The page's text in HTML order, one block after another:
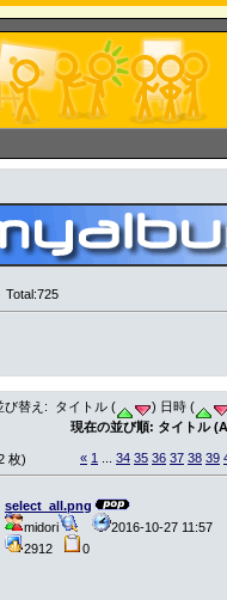
Total:725
び替え: タイトル ( ) 日時 (
現在の並び順: タイトル
枚) « 1 34 35 36 37 38 39
select_all.png
midori
2016-10-27 11:57
2912
0